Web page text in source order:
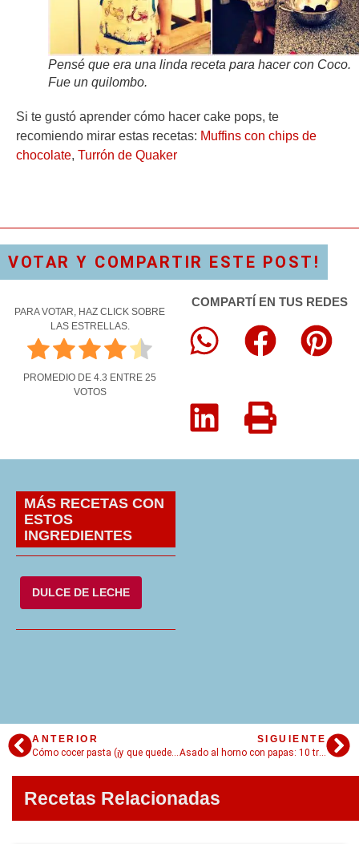
Pensé que era una linda receta para hacer con Coco.
Fue un quilombo.
Si te gustó aprender cómo hacer cake pops, te
recomiendo mirar estas recetas: Muffins con chips de
chocolate, Turrón de Quaker
VOTAR Y COMPARTIR ESTE POST!
PARA VOTAR, HAZ CLICK SOBRE
LAS ESTRELLAS.
PROMEDIO DE 4.3 ENTRE 25
VOTOS
COMPARTÍ EN TUS REDES
MÁS RECETAS CON
ESTOS
INGREDIENTES
DULCE DE LECHE
ANTERIOR
Cómo cocer pasta (¡y que quede bien!) + Fideos con manteca
SIGUIENTE
Asado al horno con papas: 10 trucos
Recetas Relacionadas